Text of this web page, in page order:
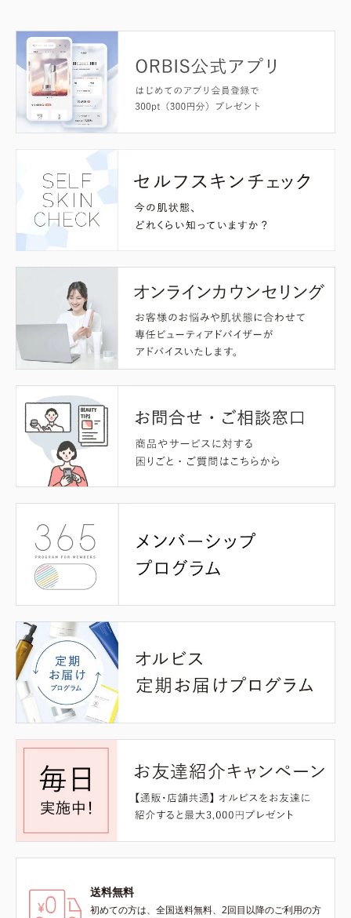
送料無料
初めての方は、全国送料無料、2回目以降のご利用の方